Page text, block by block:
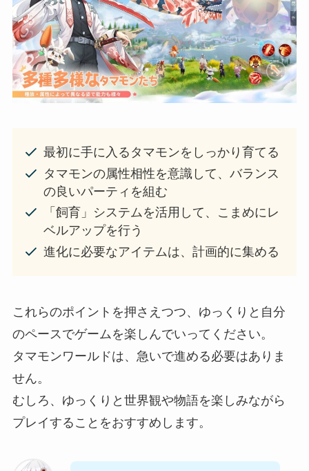
最初に手に入るタマモンをしっかり育てる
タマモンの属性相性を意識して、バランス
の良いパーティを組む
「飼育」システムを活用して、こまめにレ
ベルアップを行う
進化に必要なアイテムは、計画的に集める
これらのポイントを押さえつつ、ゆっくりと自分
のペースでゲームを楽しんでいってください。
タマモンワールドは、急いで進める必要はありま
せん。
むしろ、ゆっくりと世界観や物語を楽しみながら
プレイすることをおすすめします。